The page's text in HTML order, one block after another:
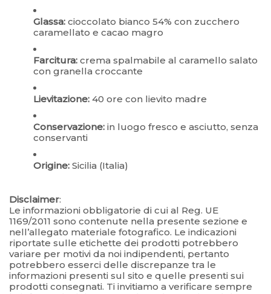
Glassa: cioccolato bianco 54% con zucchero
caramellato e cacao magro
Farcitura: crema spalmabile al caramello salato
con granella croccante
Lievitazione: 40 ore con lievito madre
Conservazione: in luogo fresco e asciutto, senza
conservanti
Origine: Sicilia (Italia)
Disclaimer:
Le informazioni obbligatorie di cui al Reg. UE
1169/2011 sono contenute nella presente sezione e
nell’allegato materiale fotografico. Le indicazioni
riportate sulle etichette dei prodotti potrebbero
variare per motivi da noi indipendenti, pertanto
potrebbero esserci delle discrepanze tra le
informazioni presenti sul sito e quelle presenti sui
prodotti consegnati. Ti invitiamo a verificare sempre